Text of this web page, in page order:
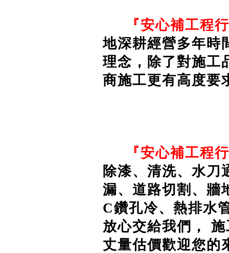
『安心補工程
地深耕經營多年時
理念，除了對施工
商施工更有高度要
『安心補工程行
除漆、清洗、水刀
漏、道路切割、牆
C鑽孔冷、熱排水
放心交給我們，
丈量估價歡迎您的